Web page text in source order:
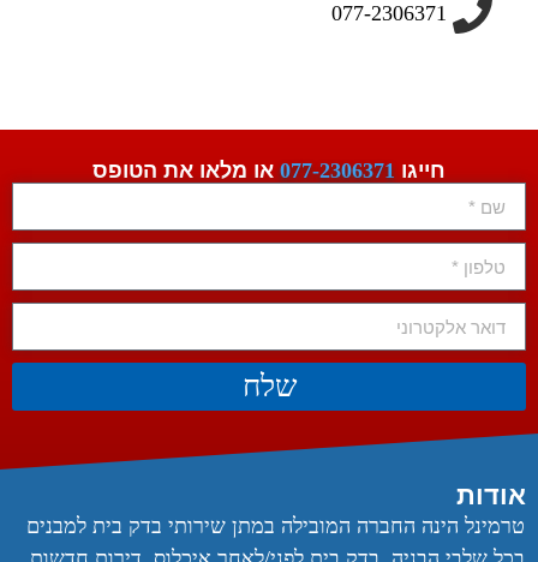
077-2306371
חייגו 077-2306371 או מלאו את הטופס
שלח
אודות
טרמינל הינה החברה המובילה במתן שירותי בדק בית למבנים